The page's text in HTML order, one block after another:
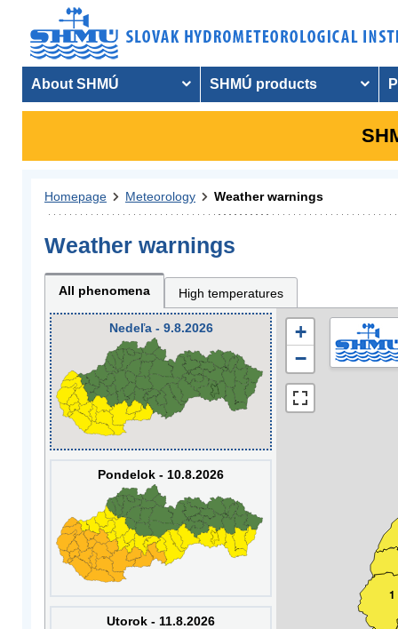
About SHMÚ SHMÚ products
Homepage Meteorology Weather warnings
Weather warnings
All phenomena High temperatures
Nedeľa - 9.8.2026
Pondelok - 10.8.2026
Utorok - 11.8.2026
1
+
−